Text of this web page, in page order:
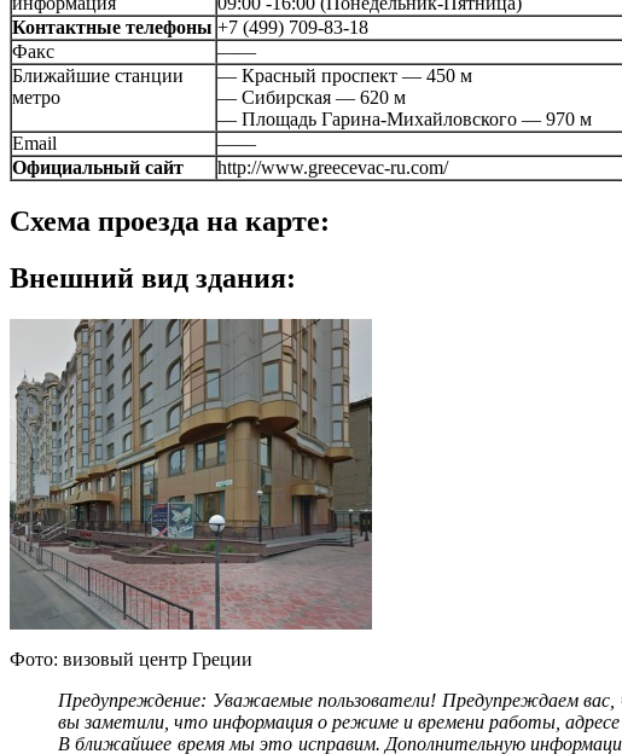
Контактные телефоны +7 (499) 709-83-18
Факс
——
Ближайшие станции
метро
— Красный проспект — 450 м
— Сибирская — 620 м
— Площадь Гарина-Михайловского — 970 м
Email
——
Официальный сайт
http://www.greecevac-ru.com/
Схема проезда на карте:
Внешний вид здания:
Фото: визовый центр Греции
Предупреждение: Уважаемые пользователи! Предупреждаем
вы заметили, что информация о режиме и времени работы,
В ближайшее время мы это исправим. Дополнительную